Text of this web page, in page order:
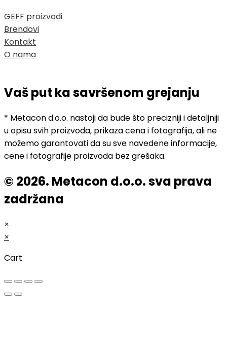
GEFF proizvodi
Brendovi
Kontakt
O nama
Vaš put ka savršenom grejanju
* Metacon d.o.o. nastoji da bude što precizniji i detaljniji
u opisu svih proizvoda, prikaza cena i fotografija, ali ne
možemo garantovati da su sve navedene informacije,
cene i fotografije proizvoda bez grešaka.
© 2026. Metacon d.o.o. sva prava
zadržana
×
×
Cart